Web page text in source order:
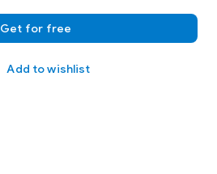
Get for free
Add to wishlist